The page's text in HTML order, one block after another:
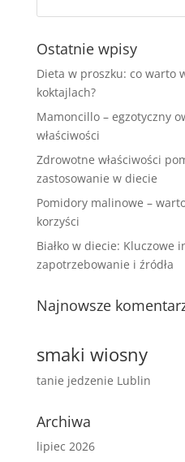
Ostatnie wpisy
Dieta w proszku: co warto
koktajlach?
Mamoncillo – egzotyczny
właściwości
Zdrowotne właściwości
zastosowanie w diecie
Pomidory malinowe –
korzyści
Białko w diecie: Kluczowe
zapotrzebowanie i źródła
Najnowsze
smaki wiosny
tanie jedzenie Lublin
Archiwa
lipiec 2026